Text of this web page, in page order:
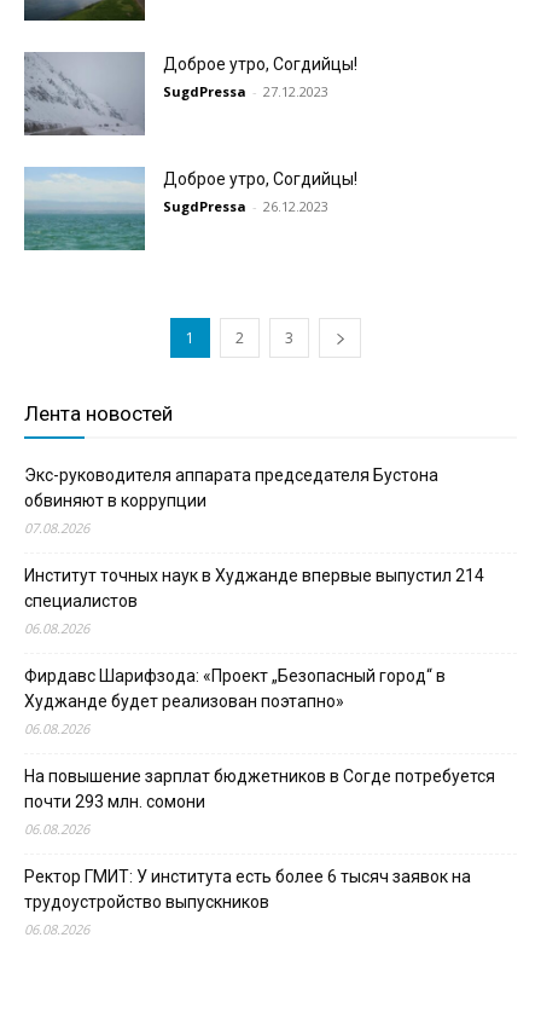
Доброе утро, Согдийцы!
SugdPressa - 27.12.2023
Доброе утро, Согдийцы!
SugdPressa - 26.12.2023
1 2 3
Лента новостей
Экс-руководителя аппарата председателя Бустона
обвиняют в коррупции
07.08.2026
Институт точных наук в Худжанде впервые выпустил 214
специалистов
06.08.2026
Фирдавс Шарифзода: «Проект „Безопасный город“ в
Худжанде будет реализован поэтапно»
06.08.2026
На повышение зарплат бюджетников в Согде потребуется
почти 293 млн. сомони
06.08.2026
Ректор ГМИТ: У института есть более 6 тысяч заявок на
трудоустройство выпускников
06.08.2026